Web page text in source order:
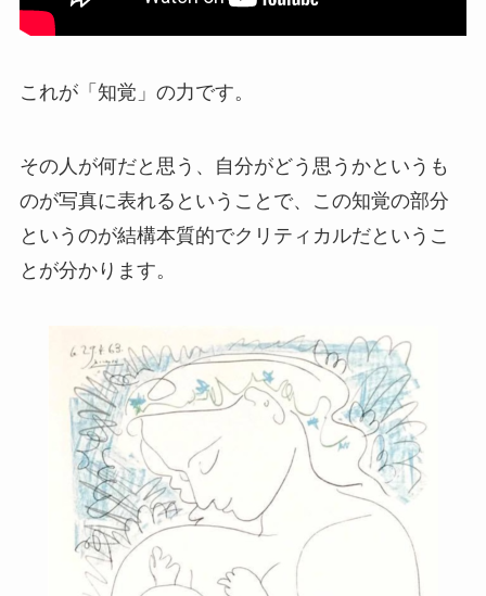
これが「知覚」の力です。
その人が何だと思う、自分がどう思うかというも
のが写真に表れるということで、この知覚の部分
というのが結構本質的でクリティカルだというこ
とが分かります。